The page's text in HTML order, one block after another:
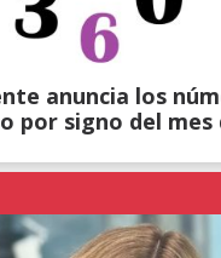
anuncia los
por signo del